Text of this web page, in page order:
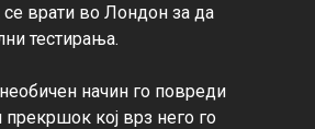
врати во Лондон за да
тестирања.
начин го повреди
кој врз него го